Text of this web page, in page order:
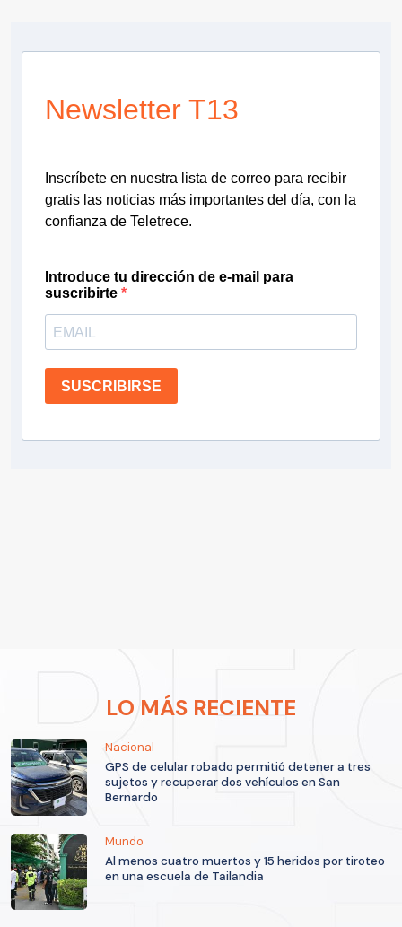
Newsletter T13
Inscríbete en nuestra lista de correo para recibir
gratis las noticias más importantes del día, con la
confianza de Teletrece.
Introduce tu dirección de e-mail para
suscribirte
SUSCRIBIRSE
LO MÁS RECIENTE
Nacional
GPS de celular robado permitió detener a tres
sujetos y recuperar dos vehículos en San
Bernardo
Mundo
Al menos cuatro muertos y 15 heridos por tiroteo
en una escuela de Tailandia